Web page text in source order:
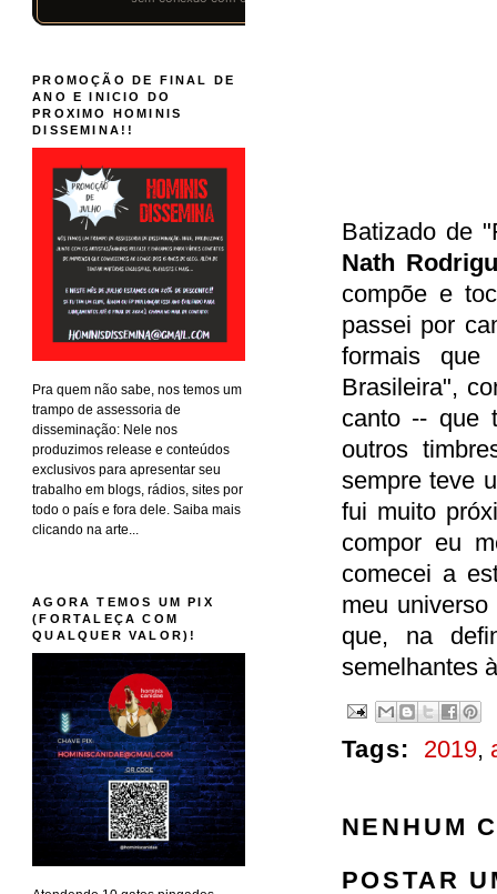
Batizado de
Nath
compõe e
passei por
formais que
Brasileira",
canto -- que
outros
sempre teve
fui muito
compor eu
comecei a
meu
que, na
semelhantes
Tags: 2019,
NENHUM
POSTAR
PROMOÇÃO DE FINAL DE
ANO E INICIO DO
PROXIMO HOMINIS
DISSEMINA!!
Pra quem não sabe, nos temos um
trampo de assessoria de
disseminação: Nele nos
produzimos release e conteúdos
exclusivos para apresentar seu
trabalho em blogs, rádios, sites por
todo o país e fora dele. Saiba mais
clicando na arte...
AGORA TEMOS UM PIX
(FORTALEÇA COM
QUALQUER VALOR)!